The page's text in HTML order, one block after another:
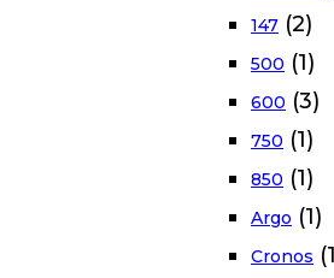
147 (2)
500 (1)
600 (3)
750 (1)
850 (1)
Argo (1)
Cronos